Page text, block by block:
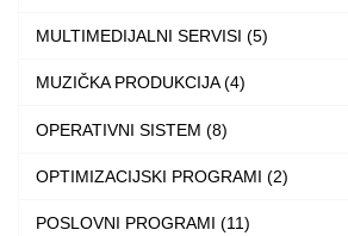
MULTIMEDIJALNI SERVISI (5)
MUZIČKA PRODUKCIJA (4)
OPERATIVNI SISTEM (8)
OPTIMIZACIJSKI PROGRAMI (2)
POSLOVNI PROGRAMI (11)